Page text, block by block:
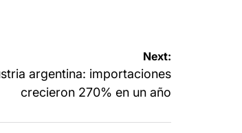
Next:
argentina: importaciones
crecieron 270% en un año